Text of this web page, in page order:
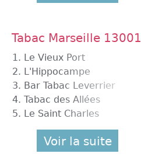
Tabac Marseille 13001
1. Le Vieux Port
2. L'Hippocampe
3. Bar Tabac Leverrier
4. Tabac des Allées
5. Le Saint Charles
Voir la suite